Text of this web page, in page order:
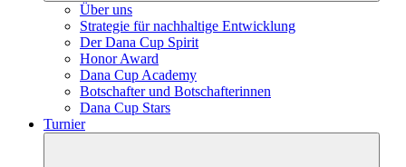
Über uns
Strategie für nachhaltige Entwicklung
Der Dana Cup Spirit
Honor Award
Dana Cup Academy
Botschafter und Botschafterinnen
Dana Cup Stars
Turnier